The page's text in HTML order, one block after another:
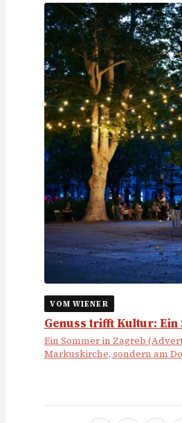
VOM WIENER
Genuss trifft Kultur:
Ein Sommer in Zagreb
Markuskirche, sondern am